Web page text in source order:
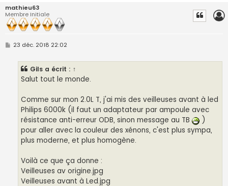
mathieu63
Membre Initiale
M
23 déc. 2018 22:02
Gils a écrit : ↑
Salut tout le monde.
Comme sur mon 2.0L T, j'ai mis des veilleuses avant à led
Philips 6000k (il faut un adaptateur par ampoule avec
résistance anti-erreur ODB, sinon message au TB
)
pour aller avec la couleur des xénons, c'est plus sympa,
plus moderne, et plus homogène.
Voilà ce que ça donne :
Veilleuses av origine.jpg
Veilleuses avant à Led.jpg